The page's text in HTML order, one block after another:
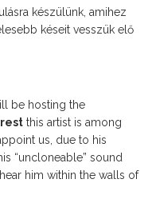
készülünk, amihez
késeit vesszük elő
be hosting the
this artist is among
us, due to his
“uncloneable” sound
him within the walls of